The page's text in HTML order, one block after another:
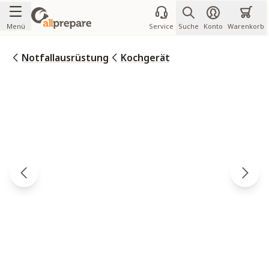
Zum Inhalt springen
Menü Service Suche Konto Warenkorb
Notfallausrüstung Kochgerät